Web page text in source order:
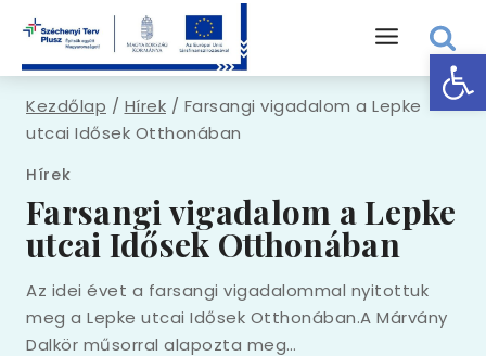
content
Kezdőlap / Hírek / Farsangi vigadalom a Lepke
utcai Idősek Otthonában
Hírek
Farsangi vigadalom a Lepke
utcai Idősek Otthonában
Az idei évet a farsangi vigadalommal nyitottuk
meg a Lepke utcai Idősek Otthonában.A Márvány
Dalkör műsorral alapozta meg…